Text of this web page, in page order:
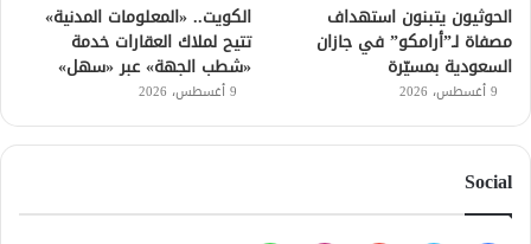
الحوثيون يتبنون استهداف
مصفاة لـ”أرامكو” في جازان
السعودية بمسيّرة
9 أغسطس، 2026
الكويت.. «المعلومات المدنية»
تتيح لملاك العقارات خدمة
«شطب الجهة» عبر «سهل»
9 أغسطس، 2026
Social